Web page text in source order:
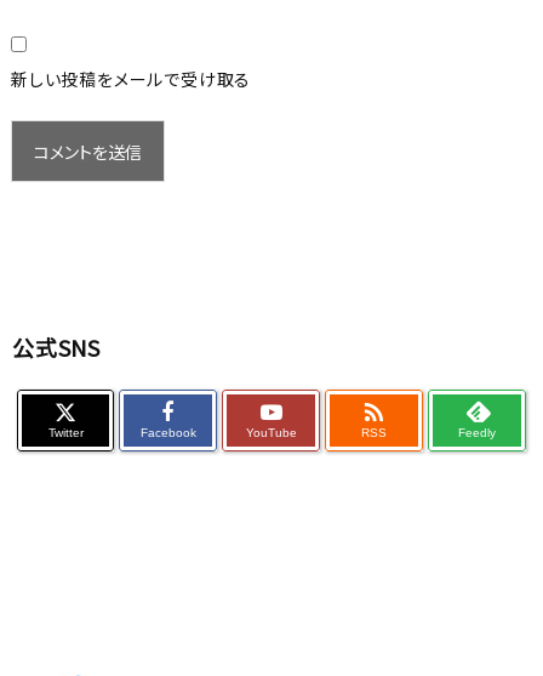
新しい投稿をメールで受け取る
公式SNS
Twitter Facebook YouTube

RSS Feedly